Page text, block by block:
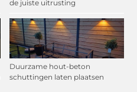
de juiste uitrusting
Duurzame hout-beton
schuttingen laten plaatsen